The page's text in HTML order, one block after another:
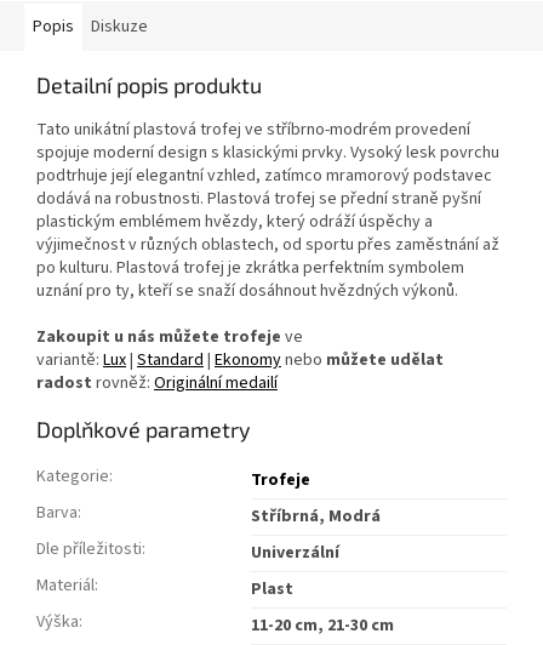
Popis Diskuze
Detailní popis produktu
Tato unikátní plastová trofej ve stříbrno-modrém provedení
spojuje moderní design s klasickými prvky. Vysoký lesk povrchu
podtrhuje její elegantní vzhled, zatímco mramorový podstavec
dodává na robustnosti. Plastová trofej se přední straně pyšní
plastickým emblémem hvězdy, který odráží úspěchy a
výjimečnost v různých oblastech, od sportu přes zaměstnání až
po kulturu. Plastová trofej je zkrátka perfektním symbolem
uznání pro ty, kteří se snaží dosáhnout hvězdných výkonů.
Zakoupit u nás můžete trofeje ve
variantě: Lux| Standard| Ekonomynebo můžete udělat
radost rovněž: Originální medailí
Doplňkové parametry
Kategorie:
Trofeje
Barva:
Stříbrná, Modrá
Dle příležitosti:
Univerzální
Materiál:
Plast
Výška:
11-20 cm, 21-30 cm